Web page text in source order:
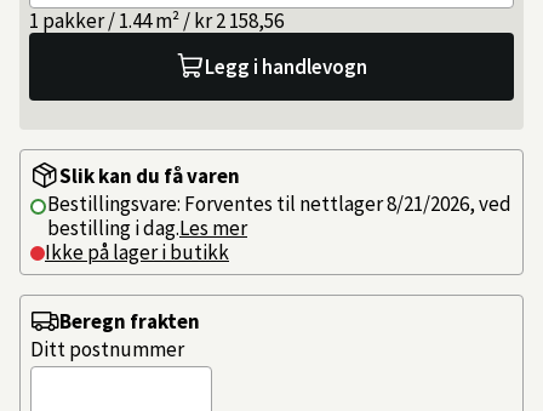
1 pakker / 1.44 m² / kr 2 158,56
Legg i handlevogn
Slik kan du få varen
Bestillingsvare: Forventes til nettlager 8/21/2026, ved
bestilling i dag.Les mer
Ikke på lager i butikk
Beregn frakten
Ditt postnummer